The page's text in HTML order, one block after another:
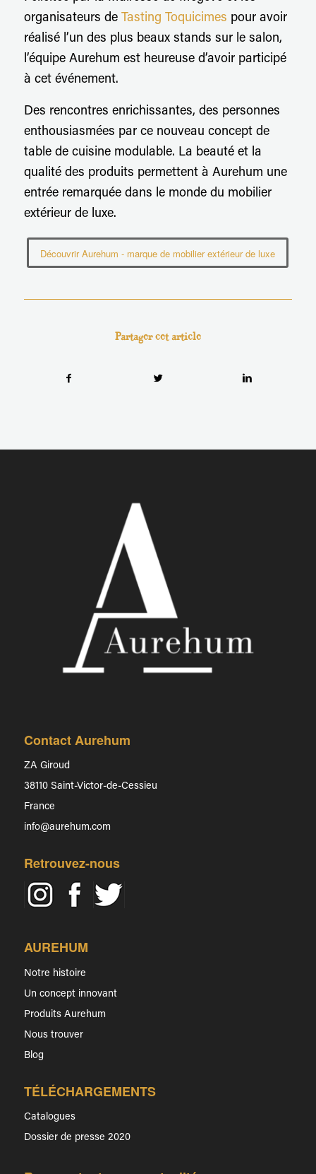
organisateurs de Tasting Toquicimes pour avoir
réalisé l’un des plus beaux stands sur le salon,
l’équipe Aurehum est heureuse d’avoir participé
à cet événement.
Des rencontres enrichissantes, des personnes
enthousiasmées par ce nouveau concept de
table de cuisine modulable. La beauté et la
qualité des produits permettent à Aurehum une
entrée remarquée dans le monde du mobilier
extérieur de luxe.
Découvrir Aurehum - marque de mobilier extérieur de luxe
Partager cet article
Contact Aurehum
ZA Giroud
38110 Saint-Victor-de-Cessieu
France
info@aurehum.com
Retrouvez-nous
AUREHUM
Notre histoire
Un concept innovant
Produits Aurehum
Nous trouver
Blog
TÉLÉCHARGEMENTS
Catalogues
Dossier de presse 2020